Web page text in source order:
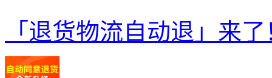
「退货物流自动退」来